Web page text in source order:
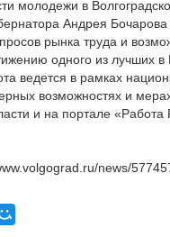
молодежи в
Андрея
рынка труда и
одного из лучших
ведется в рамках
возможностях и
и на портале «Работа
news/